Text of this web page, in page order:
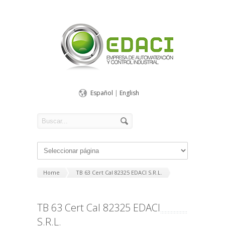
Español | English
Home TB 63 Cert Cal 82325 EDACI S.R.L.
TB 63 Cert Cal 82325 EDACI
S.R.L.